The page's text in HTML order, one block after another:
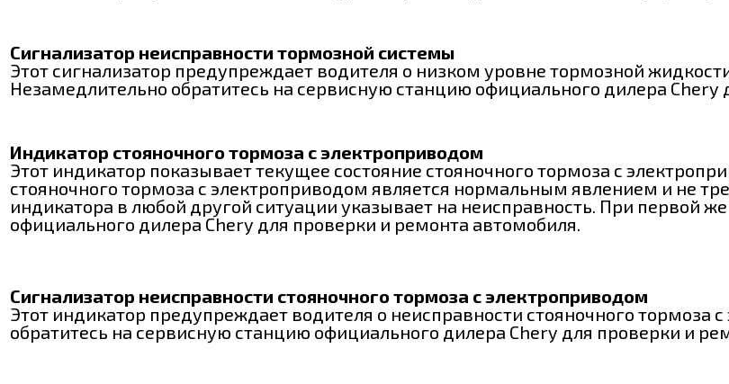
Сигнализатор неисправности тормозной системы
Этот сигнализатор предупреждает водителя о низком уровне тормозной
Незамедлительно обратитесь на сервисную станцию официального дилера
Индикатор стояночного тормоза с электроприводом
Этот индикатор показывает текущее состояние стояночного тормоза с
стояночного тормоза с электроприводом является нормальным явлением и не
индикатора в любой другой ситуации указывает на неисправность. При первой
официального дилера Chery для проверки и ремонта автомобиля.
Сигнализатор неисправности стояночного тормоза с электроприводом
Этот индикатор предупреждает водителя о неисправности стояночного
обратитесь на сервисную станцию официального дилера Chery для проверки и